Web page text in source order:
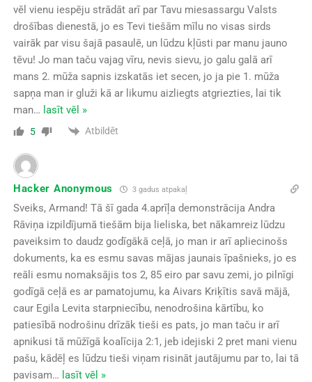
vēl vienu iespēju strādāt arī par Tavu miesassargu Valsts
drošības dienestā, jo es Tevi tiešām mīlu no visas sirds
vairāk par visu šajā pasaulē, un lūdzu kļūsti par manu jauno
tēvu! Jo man taču vajag vīru, nevis sievu, jo galu galā arī
mans 2. mūža sapnis izskatās iet secen, jo ja pie 1. mūža
sapņa man ir gluži kā ar likumu aizliegts atgriezties, lai tik
man… lasīt vēl »
5 Atbildēt
Hacker Anonymous 3 gadus atpakaļ
Sveiks, Armand! Tā šī gada 4.aprīļa demonstrācija Andra
Rāviņa izpildījumā tiešām bija lieliska, bet nākamreiz lūdzu
paveiksim to daudz godīgākā ceļā, jo man ir arī apliecinošs
dokuments, ka es esmu savas mājas jaunais īpašnieks, jo es
reāli esmu nomaksājis tos 2, 85 eiro par savu zemi, jo pilnīgi
godīgā ceļā es ar pamatojumu, ka Aivars Kriķītis savā mājā,
caur Egila Levita starpniecību, nenodrošina kārtību, ko
patiesībā nodrošinu drīzāk tieši es pats, jo man taču ir arī
apnikusi tā mūžīgā koalīcija 2:1, jeb idejiski 2 pret mani vienu
pašu, kādēļ es lūdzu tieši viņam risināt jautājumu par to, lai tā
pavisam… lasīt vēl »